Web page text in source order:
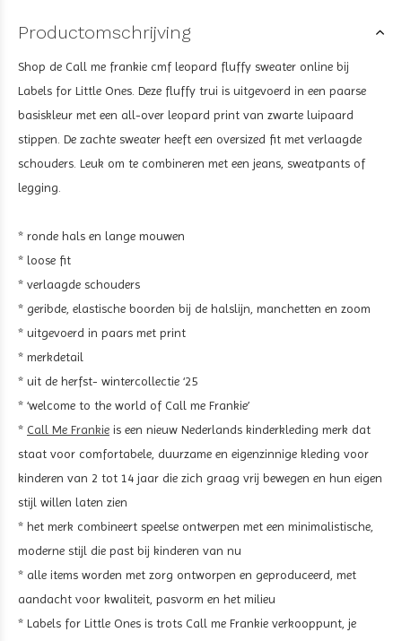
Productomschrijving
Shop de Call me frankie cmf leopard fluffy sweater online bij
Labels for Little Ones. Deze fluffy trui is uitgevoerd in een paarse
basiskleur met een all-over leopard print van zwarte luipaard
stippen. De zachte sweater heeft een oversized fit met verlaagde
schouders. Leuk om te combineren met een jeans, sweatpants of
legging.
* ronde hals en lange mouwen
* loose fit
* verlaagde schouders
* geribde, elastische boorden bij de halslijn, manchetten en zoom
* uitgevoerd in paars met print
* merkdetail
* uit de herfst- wintercollectie ‘25
* ‘welcome to the world of Call me Frankie’
* Call Me Frankie is een nieuw Nederlands kinderkleding merk dat
staat voor comfortabele, duurzame en eigenzinnige kleding voor
kinderen van 2 tot 14 jaar die zich graag vrij bewegen en hun eigen
stijl willen laten zien
* het merk combineert speelse ontwerpen met een minimalistische,
moderne stijl die past bij kinderen van nu
* alle items worden met zorg ontworpen en geproduceerd, met
aandacht voor kwaliteit, pasvorm en het milieu
* Labels for Little Ones is trots Call me Frankie verkooppunt, je